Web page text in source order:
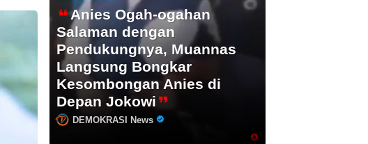
Anies Ogah-ogahan
Salaman dengan
Pendukungnya, Muannas
Langsung Bongkar
Kesombongan Anies di
Depan Jokowi
DEMOKRASI News